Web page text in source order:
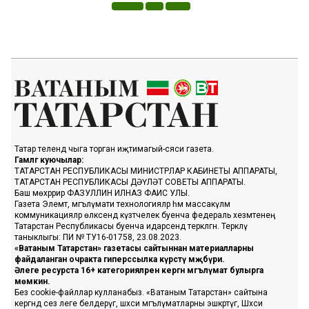
Татар телендә чыга торган иҗтимагый-сәяси газета.
Гамәлгә куючылар:
ТАТАРСТАН РЕСПУБЛИКАСЫ МИНИСТРЛАР КАБИНЕТЫ АППАРАТЫ,
ТАТАРСТАН РЕСПУБЛИКАСЫ ДӘҮЛӘТ СОВЕТЫ АППАРАТЫ.
Баш мөхәррир ФАЗУЛЛИН ИЛНАЗ ФАИС УЛЫ.
Газета Элемтә, мәгълүмати технологияләр һәм массакүләм
коммуникацияләр өлкәсендә күзәтчелек буенча федераль хезмәтенең
Татарстан Республикасы буенча идарәсендә теркәлгән. Теркәлү
таныклыгы: ПИ № ТУ16-01758, 23.08.2023.
«Ватаным Татарстан» газетасы сайтыннан материалларны
файдаланган очракта гиперссылка күрсәтү мәҗбүри.
Әлеге ресурста 16+ категорияләренә кергән мәгълүмат булырга
мөмкин.
Без cookie-файллар кулланабыз. «Ватаным Татарстан» сайтына
кергәндә сез әлеге белдерүгә, шәхси мәгълүматларны эшкәртүгә, Шәхси